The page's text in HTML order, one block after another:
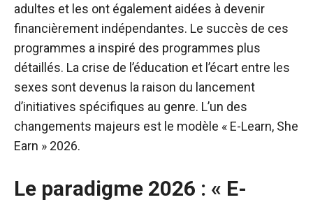
adultes et les ont également aidées à devenir
financièrement indépendantes. Le succès de ces
programmes a inspiré des programmes plus
détaillés. La crise de l’éducation et l’écart entre les
sexes sont devenus la raison du lancement
d’initiatives spécifiques au genre. L’un des
changements majeurs est le modèle « E-Learn, She
Earn » 2026.
Le paradigme 2026 : « E-